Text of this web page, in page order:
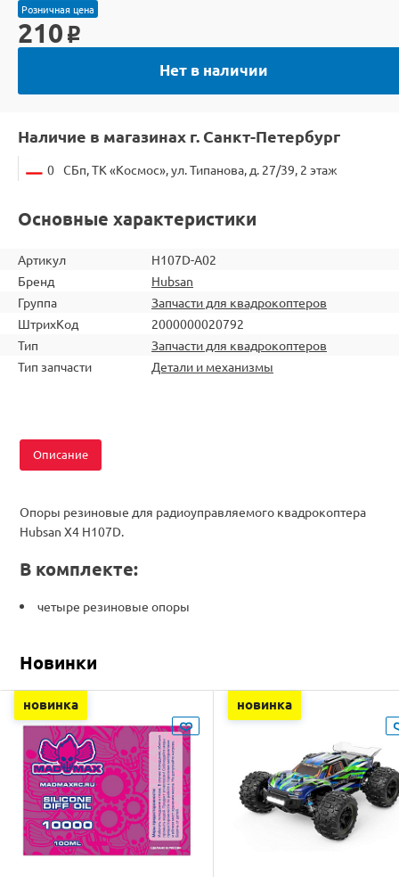
Розничная цена
210 o
Нет в наличии
Наличие в магазинах г. Санкт-Петербург
0 СБп, ТК «Космос», ул. Типанова, д. 27/39, 2 этаж
Основные характеристики
Артикул
H107D-A02
Бренд
Hubsan
Группа
Запчасти для квадрокоптеров
ШтрихКод
2000000020792
Тип
Запчасти для квадрокоптеров
Тип запчасти
Детали и механизмы
Описание
Опоры резиновые для радиоуправляемого квадрокоптера
Hubsan Х4 H107D.
В комплекте:
четыре резиновые опоры
Новинки
новинка новинка